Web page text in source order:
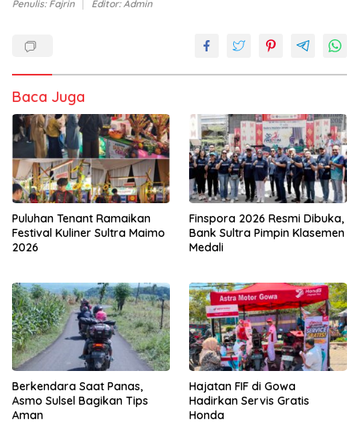
Penulis: Fajrin Editor: Admin
Baca Juga
Puluhan Tenant Ramaikan
Festival Kuliner Sultra Maimo
2026
Finspora 2026 Resmi Dibuka,
Bank Sultra Pimpin Klasemen
Medali
Berkendara Saat Panas,
Asmo Sulsel Bagikan Tips
Aman
Hajatan FIF di Gowa
Hadirkan Servis Gratis
Honda